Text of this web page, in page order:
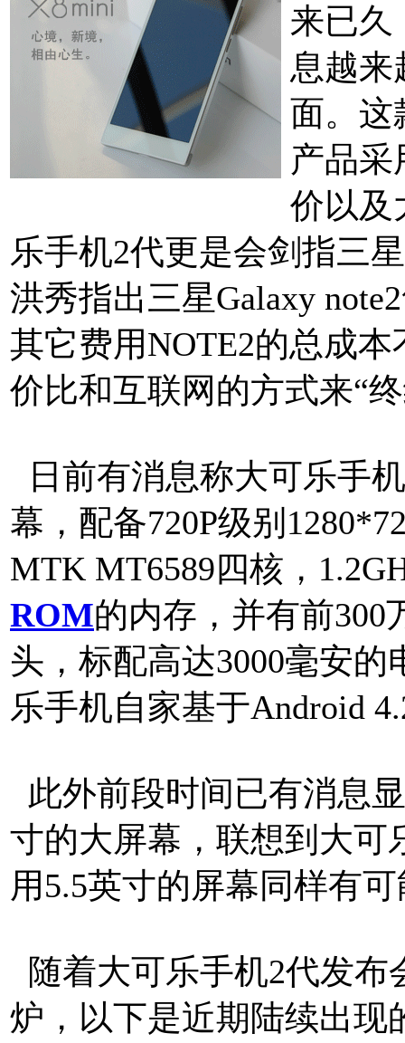
来已久
息越来
面。这
产品采
价以及
乐手机2代更是会剑指三
洪秀指出三星Galaxy
其它费用NOTE2的总成本
价比和互联网的方式来“
日前有消息称大可乐手
幕，配备720P级别
MTK MT6589四核，
ROM的内存，并有前300
头，标配高达3000毫安
乐手机自家基于Android
此外前段时间已有消息
寸的大屏幕，联想到大可
用5.5英寸的屏幕同样有
随着大可乐手机2代发
炉，以下是近期陆续出现